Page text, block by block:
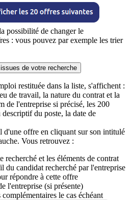
possibilité de changer le
: vous pouvez par exemple les trier
de votre recherche
restituée dans la liste, s'affichent :
de travail, la nature du contrat et la
de l'entreprise si précisé, les 200
descriptif du poste, la date de
d'une offre en cliquant sur son intitulé
Vous retrouvez :
recherché et les éléments de contrat
du candidat recherché par l'entreprise
répondre à cette offre
l'entreprise (si présente)
le cas échéant